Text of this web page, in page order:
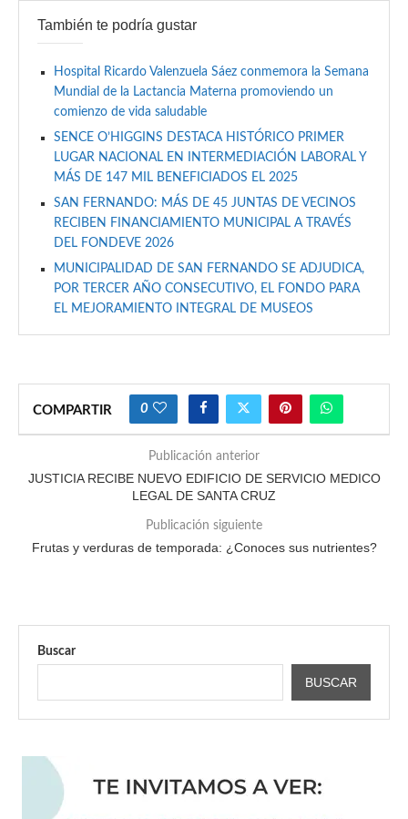
También te podría gustar
Hospital Ricardo Valenzuela Sáez conmemora la Semana
Mundial de la Lactancia Materna promoviendo un
comienzo de vida saludable
SENCE O’HIGGINS DESTACA HISTÓRICO PRIMER
LUGAR NACIONAL EN INTERMEDIACIÓN LABORAL Y
MÁS DE 147 MIL BENEFICIADOS EL 2025
SAN FERNANDO: MÁS DE 45 JUNTAS DE VECINOS
RECIBEN FINANCIAMIENTO MUNICIPAL A TRAVÉS
DEL FONDEVE 2026
MUNICIPALIDAD DE SAN FERNANDO SE ADJUDICA,
POR TERCER AÑO CONSECUTIVO, EL FONDO PARA
EL MEJORAMIENTO INTEGRAL DE MUSEOS
COMPARTIR 0
Publicación anterior
JUSTICIA RECIBE NUEVO EDIFICIO DE SERVICIO MEDICO
LEGAL DE SANTA CRUZ
Publicación siguiente
Frutas y verduras de temporada: ¿Conoces sus nutrientes?
Buscar
BUSCAR